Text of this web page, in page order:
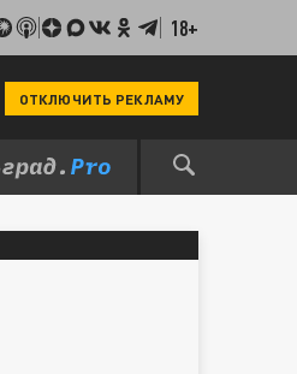
18+
ОТКЛЮЧИТЬ РЕКЛАМУ